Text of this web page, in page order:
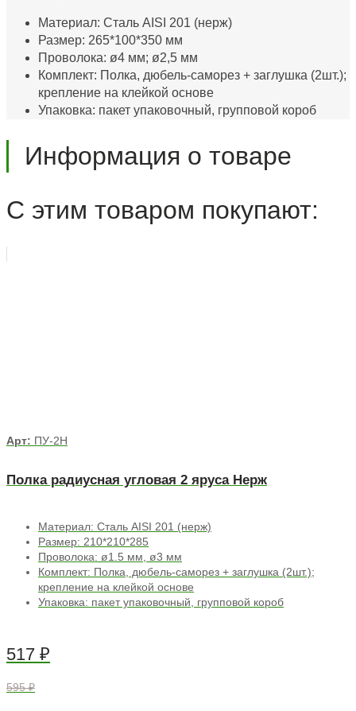
Материал: Сталь AISI 201 (нерж)
Размер: 265*100*350 мм
Проволока: ø4 мм; ø2,5 мм
Комплект: Полка, дюбель-саморез + заглушка (2шт.);
крепление на клейкой основе
Упаковка: пакет упаковочный, групповой короб
Информация о товаре
С этим товаром покупают:
Арт: ПУ-2Н
Полка радиусная угловая 2 яруса Нерж
Материал: Сталь AISI 201 (нерж)
Размер: 210*210*285
Проволока: ø1.5 мм, ø3 мм
Комплект: Полка, дюбель-саморез + заглушка (2шт.);
крепление на клейкой основе
Упаковка: пакет упаковочный, групповой короб
517 ₽
595 ₽